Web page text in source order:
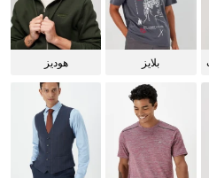
بلايز هوديز